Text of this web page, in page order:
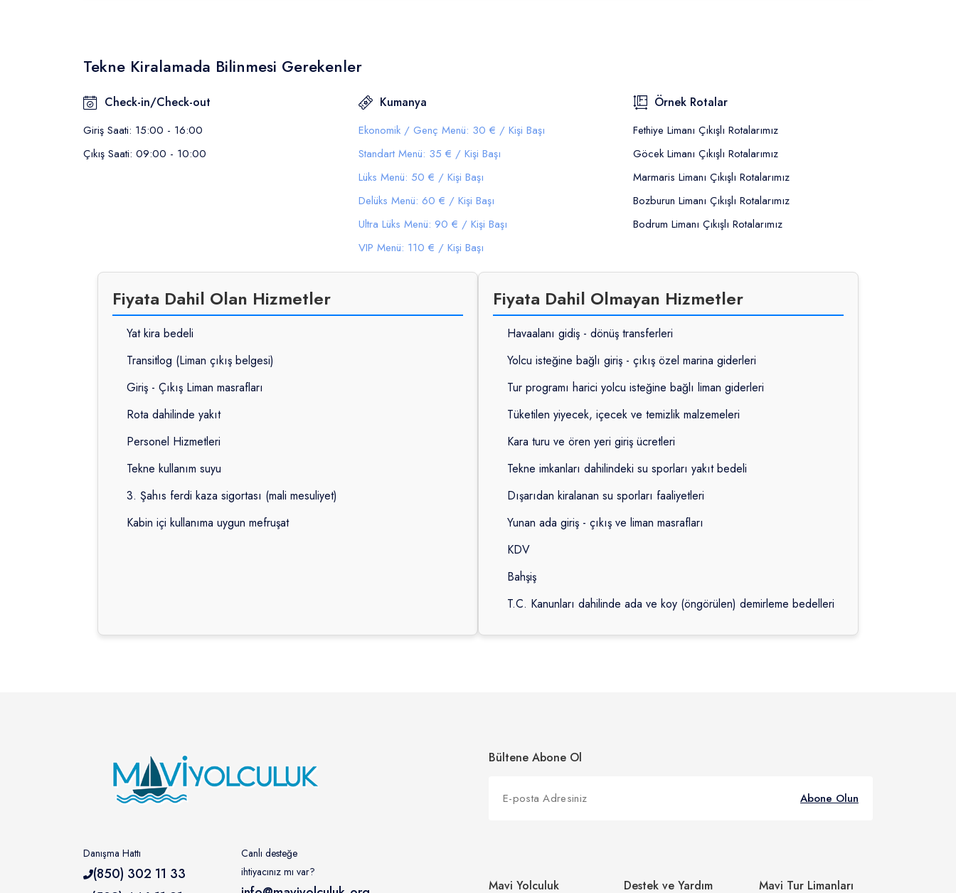
Tekne Kiralamada Bilinmesi Gerekenler
Check-in/Check-out
Giriş Saati: 15:00 - 16:00
Çıkış Saati: 09:00 - 10:00
Kumanya
Ekonomik / Genç Menü: 30 € / Kişi Başı
Standart Menü: 35 € / Kişi Başı
Lüks Menü: 50 € / Kişi Başı
Delüks Menü: 60 € / Kişi Başı
Ultra Lüks Menü: 90 € / Kişi Başı
VIP Menü: 110 € / Kişi Başı
Örnek Rotalar
Fethiye Limanı Çıkışlı Rotalarımız
Göcek Limanı Çıkışlı Rotalarımız
Marmaris Limanı Çıkışlı Rotalarımız
Bozburun Limanı Çıkışlı Rotalarımız
Bodrum Limanı Çıkışlı Rotalarımız
Fiyata Dahil Olan Hizmetler
Yat kira bedeli
Transitlog (Liman çıkış belgesi)
Giriş - Çıkış Liman masrafları
Rota dahilinde yakıt
Personel Hizmetleri
Tekne kullanım suyu
3. Şahıs ferdi kaza sigortası (mali mesuliyet)
Kabin içi kullanıma uygun mefruşat
Fiyata Dahil Olmayan Hizmetler
Havaalanı gidiş - dönüş transferleri
Yolcu isteğine bağlı giriş - çıkış özel marina giderleri
Tur programı harici yolcu isteğine bağlı liman giderleri
Tüketilen yiyecek, içecek ve temizlik malzemeleri
Kara turu ve ören yeri giriş ücretleri
Tekne imkanları dahilindeki su sporları yakıt bedeli
Dışarıdan kiralanan su sporları faaliyetleri
Yunan ada giriş - çıkış ve liman masrafları
KDV
Bahşiş
T.C. Kanunları dahilinde ada ve koy (öngörülen) demirleme bedelleri
Danışma Hattı
(850) 302 11 33
Canlı desteğe
ihtiyacınız mı var?
Bültene Abone Ol
Abone Olun
Mavi Yolculuk Destek ve Yardım Mavi Tur Limanları